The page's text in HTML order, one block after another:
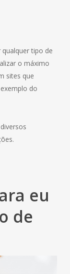
tipo de
o máximo
sites que
do
eu
de